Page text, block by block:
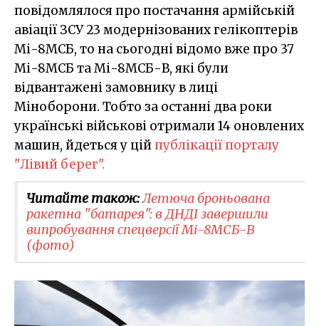
повідомлялося про постачання армійській
авіації ЗСУ 23 модернізованих гелікоптерів
Мі-8МСБ, то на сьогодні відомо вже про 37
Мі-8МСБ та Мі-8МСБ-В, які були
відвантажені замовнику в лиці
Міноборони. Тобто за останні два роки
українські військові отримали 14 оновлених
машин, йдеться у ційпублікації порталу
"Лівий берег".
Читайте також:Летюча броньована
ракетна "батарея": в ДНДІ завершили
випробування спецверсії Мі-8МСБ-В
(фото)